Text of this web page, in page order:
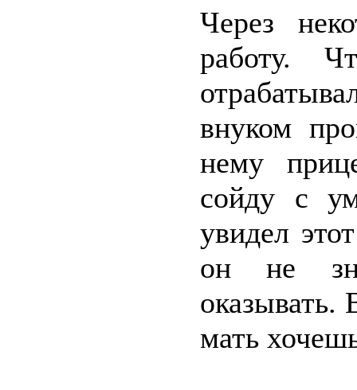
Через
работу.
внуком
нему
сойду с
увидел
он не
оказывать.
мать